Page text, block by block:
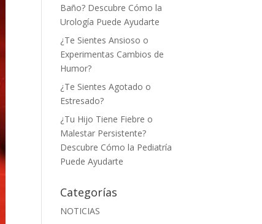
Baño? Descubre Cómo la
Urología Puede Ayudarte
¿Te Sientes Ansioso o
Experimentas Cambios de
Humor?
¿Te Sientes Agotado o
Estresado?
¿Tu Hijo Tiene Fiebre o
Malestar Persistente?
Descubre Cómo la Pediatría
Puede Ayudarte
Categorías
NOTICIAS